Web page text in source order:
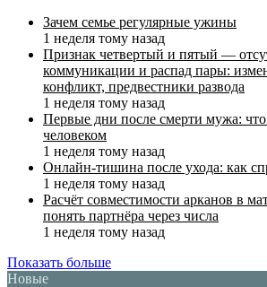
Зачем семье регулярные ужины
1 неделя тому назад
Признак четвертый и пятый —
коммуникации и распад пары:
конфликт, предвестники развода
1 неделя тому назад
Первые дни после смерти мужа:
человеком
1 неделя тому назад
Онлайн-тишина после ухода: как
1 неделя тому назад
Расчёт совместимости арканов в
понять партнёра через числа
1 неделя тому назад
Показать больше
Новые